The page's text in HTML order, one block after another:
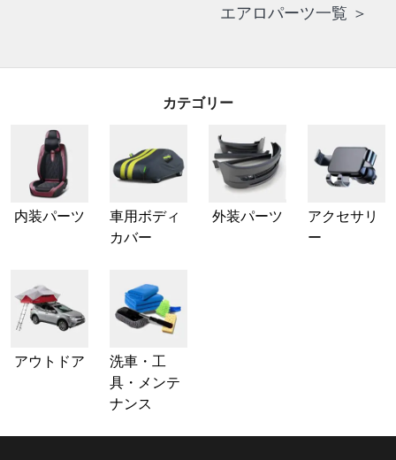
エアロパーツ一覧 ＞
カテゴリー
内装パーツ
車用ボディ
カバー
外装パーツ
アクセサリ
ー
アウトドア
洗車・工
具・メンテ
ナンス